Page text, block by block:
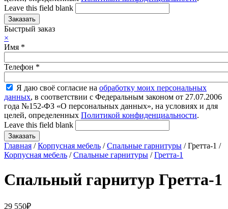
Leave this field blank
Быстрый заказ
×
Имя *
Телефон *
Я даю своё согласие на обработку моих персональных
данных, в соответствии с Федеральным законом от 27.07.2006
года №152-ФЗ «О персональных данных», на условиях и для
целей, определенных Политикой конфиденциальности.
Leave this field blank
Главная /Корпусная мебель /Спальные гарнитуры / Гретта-1 /
Корпусная мебель /Спальные гарнитуры /Гретта-1
Спальный гарнитур Гретта-1
29 550₽